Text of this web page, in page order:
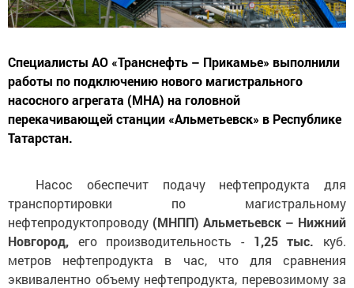
Специалисты АО «Транснефть – Прикамье» выполнили
работы по подключению нового магистрального
насосного агрегата (МНА) на головной
перекачивающей станции «Альметьевск» в Республике
Татарстан.
Насос обеспечит подачу нефтепродукта для
транспортировки по магистральному
нефтепродуктопроводу (МНПП) Альметьевск – Нижний
Новгород, его производительность - 1,25 тыс. куб.
метров нефтепродукта в час, что для сравнения
эквивалентно объему нефтепродукта, перевозимому за